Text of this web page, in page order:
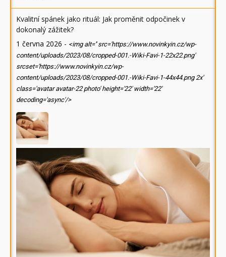
Kvalitní spánek jako rituál: Jak proměnit odpočinek v
dokonalý zážitek?
1 června 2026 - <img alt='' src='https://www.novinkyin.cz/wp-
content/uploads/2023/08/cropped-001.-Wiki-Favi-1-22x22.png'
srcset='https://www.novinkyin.cz/wp-
content/uploads/2023/08/cropped-001.-Wiki-Favi-1-44x44.png 2x'
class='avatar avatar-22 photo' height='22' width='22'
decoding='async'/>